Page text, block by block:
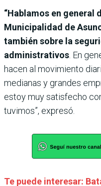
“Hablamos en general
Municipalidad de
también sobre la
administrativos . En
hacen al movimiento
medianas y grandes
estoy muy satisfecho
tuvimos”, expresó.
Te puede interesar: